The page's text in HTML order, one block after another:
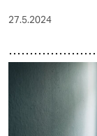
27.5.2024